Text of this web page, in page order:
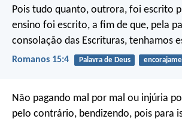
Pois tudo quanto, outrora, foi escrito
ensino foi escrito, a fim de que, pela
consolação das Escrituras, tenhamos
Romanos 15:4 Palavra de Deus
Não pagando mal por mal ou injúria
pelo contrário, bendizendo, pois para